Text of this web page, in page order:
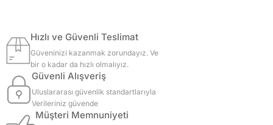
Hızlı ve Güvenli Teslimat
Güveninizi kazanmak zorundayız. Ve
bir o kadar da hızlı olmalıyız.
Güvenli Alışveriş
Uluslararası güvenlik standartlarıyla
Verileriniz güvende
Müşteri Memnuniyeti